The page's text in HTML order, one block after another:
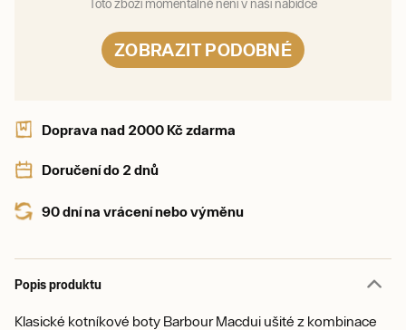
Toto zboží momentálně není v naší nabídce
ZOBRAZIT PODOBNÉ
Doprava nad 2000 Kč zdarma
Doručení do 2 dnů
90 dní na vrácení nebo výměnu
Popis produktu
Klasické kotníkové boty Barbour Macdui ušité z kombinace